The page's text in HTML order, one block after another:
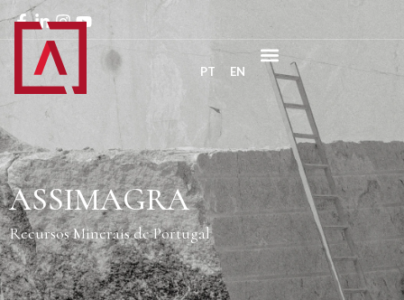
PT EN
ASSIMAGRA
Recursos Minerais de Portugal